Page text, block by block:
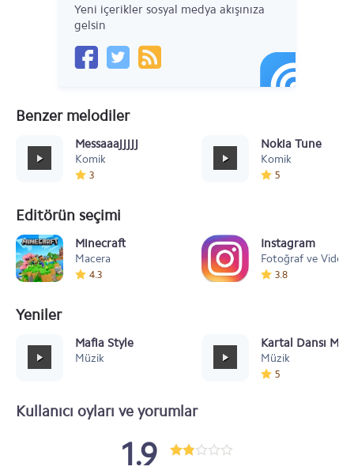
Yeni içerikler sosyal medya akışınıza
gelsin
Benzer melodiler
Messaaajjjjj
Komik
3
Nokia Tune
Komik
5
Editörün seçimi
Minecraft
Macera
4.3
Instagram
Fotoğraf ve Video
3.8
Yeniler
Mafia Style
Müzik
Kartal Dansı
Müzik
5
Kullanıcı oyları ve yorumlar
1.9